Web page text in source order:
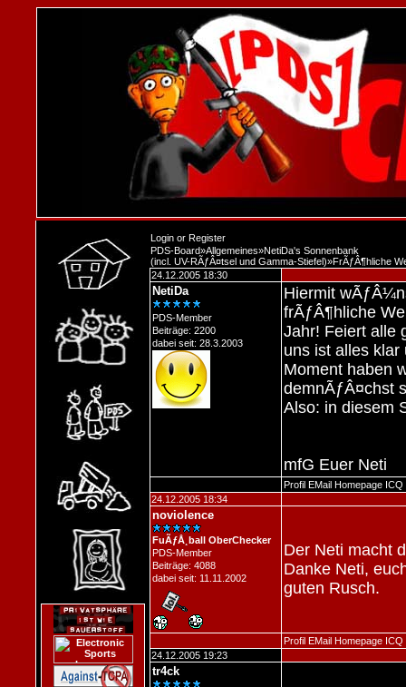
Login or Register
PDS-Board»Allgemeines»NetiDa's Sonnenbank
(incl. UV-RÃƒÂ¤tsel und Gamma-Stiefel)»FrÃƒÂ¶hliche
24.12.2005 18:30
NetiDa
PDS-Member
Beiträge: 2200
dabei seit: 28.3.2003
Hiermit
frÃƒÂ¶hliche
Jahr! Feiert alle
uns ist alles klar
Moment haben
demnÃƒÂ¤chst
Also: in diesem
mfG Euer Neti
Profil EMail Homepage ICQ
24.12.2005 18:34
noviolence
FuÃƒÅ¸ball OberChecker
PDS-Member
Beiträge: 4088
dabei seit: 11.11.2002
Der Neti macht
Danke Neti,
guten Rusch.
Profil EMail Homepage ICQ
24.12.2005 19:23
tr4ck